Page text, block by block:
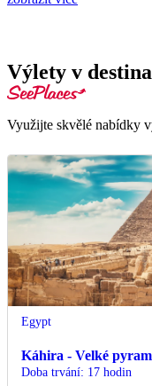
Výlety v
Využijte skvělé nabídky
Egypt
Káhira - Velké
Doba trvání: 17 hodin